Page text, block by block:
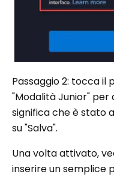
Passaggio 2: tocca
"Modalità Junior" per
significa che è stato
su "Salva".
Una volta attivato,
inserire un semplice